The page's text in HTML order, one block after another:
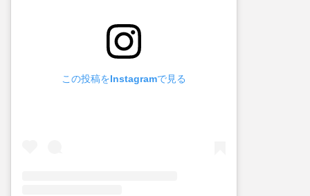
この投稿をInstagramで見る